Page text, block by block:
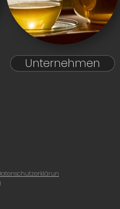
Unternehmen